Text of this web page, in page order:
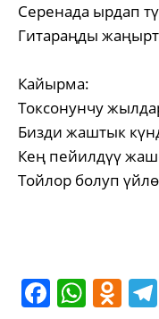
Серенада ырдап
Гитараңды
Кайырма:
Токсонунчу
Бизди жаштык
Кең пейилдүү
Тойлор болуп